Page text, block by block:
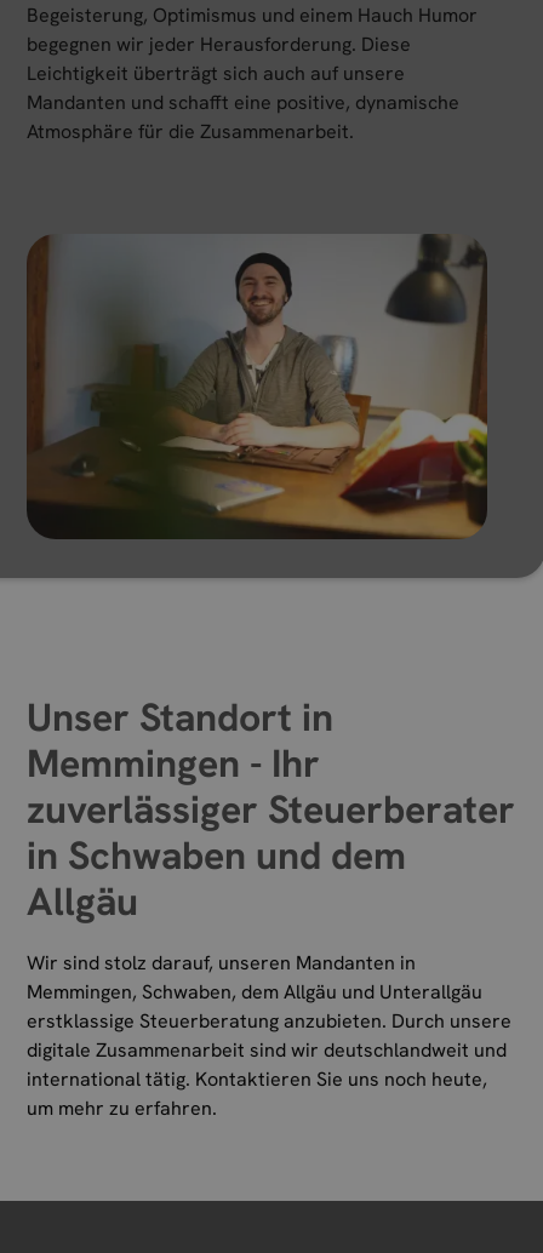
Begeisterung, Optimismus und einem Hauch Humor
begegnen wir jeder Herausforderung. Diese
Leichtigkeit überträgt sich auch auf unsere
Mandanten und schafft eine positive, dynamische
Atmosphäre für die Zusammenarbeit.
Unser Standort in
Memmingen - Ihr
zuverlässiger Steuerberater
in Schwaben und dem
Allgäu
Wir sind stolz darauf, unseren Mandanten in
Memmingen, Schwaben, dem Allgäu und Unterallgäu
erstklassige Steuerberatung anzubieten. Durch unsere
digitale Zusammenarbeit sind wir deutschlandweit und
international tätig. Kontaktieren Sie uns noch heute,
um mehr zu erfahren.